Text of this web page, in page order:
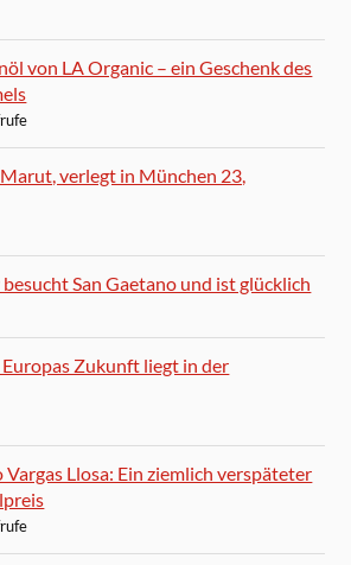
von LA Organic – ein Geschenk des
Marut, verlegt in München 23,
San Gaetano und ist glücklich
Zukunft liegt in der
Vargas Llosa: Ein ziemlich verspäteter